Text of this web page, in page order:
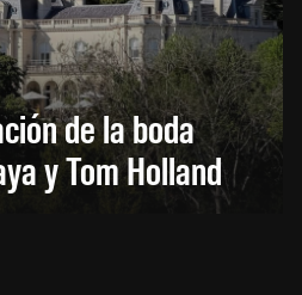
de la boda
y Tom Holland